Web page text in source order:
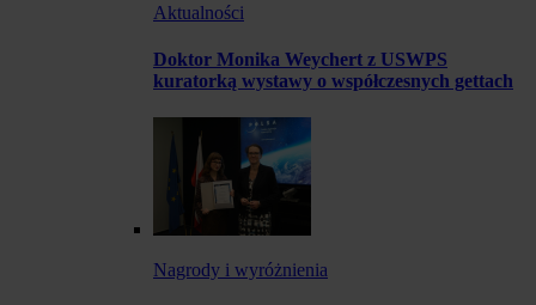
Aktualności
Doktor Monika Weychert z USWPS
kuratorką wystawy o współczesnych gettach
Nagrody i wyróżnienia